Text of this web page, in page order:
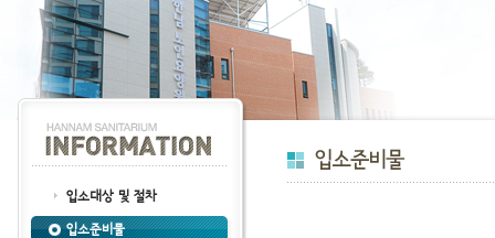
입소대상 및 절차
입소준비물